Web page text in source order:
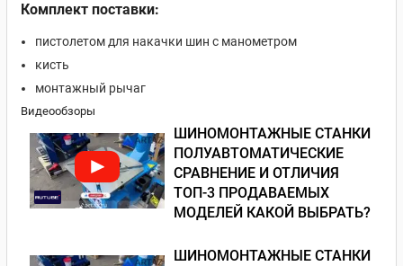
Комплект поставки:
пистолетом для накачки шин с манометром
кисть
монтажный рычаг
Видеообзоры
ШИНОМОНТАЖНЫЕ СТАНКИ
ПОЛУАВТОМАТИЧЕСКИЕ
СРАВНЕНИЕ И ОТЛИЧИЯ
ТОП-3 ПРОДАВАЕМЫХ
МОДЕЛЕЙ КАКОЙ ВЫБРАТЬ?
ШИНОМОНТАЖНЫЕ СТАНКИ